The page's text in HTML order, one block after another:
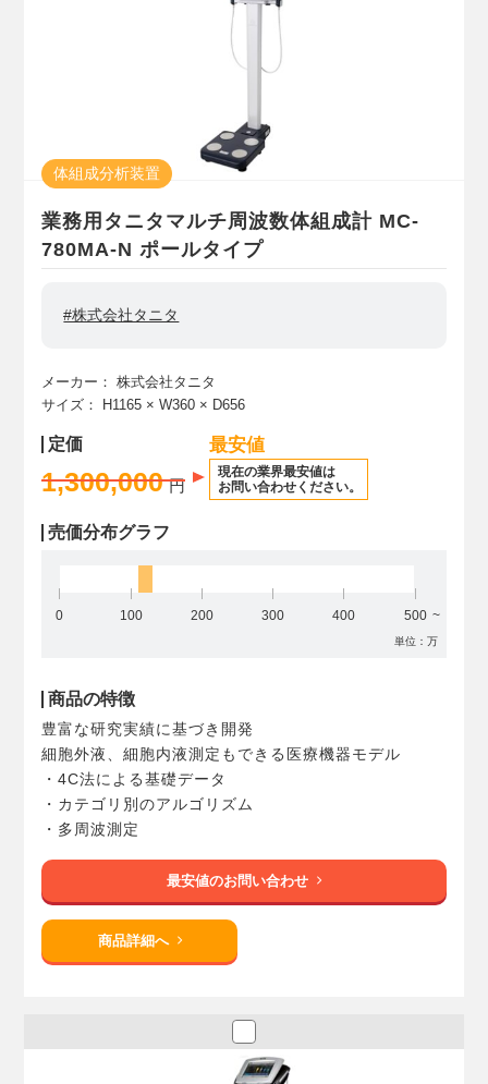
体組成分析装置
業務用タニタマルチ周波数体組成計 MC-
780MA-N ポールタイプ
#株式会社タニタ
メーカー：
株式会社タニタ
サイズ：
H1165 × W360 × D656
定価
1,300,000 円
最安値
現在の業界最安値は
お問い合わせください。
売価分布グラフ
0 100 200 300 400 500
単位：万
商品の特徴
豊富な研究実績に基づき開発
細胞外液、細胞内液測定もできる医療機器モデル
・4C法による基礎データ
・カテゴリ別のアルゴリズム
・多周波測定
最安値のお問い合わせ
商品詳細へ